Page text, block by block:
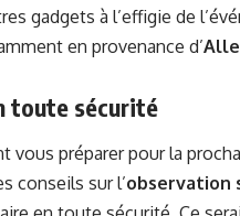
gadgets à l’effigie de
en provenance d’
toute sécurité
vous préparer pour la
conseils sur l’observation